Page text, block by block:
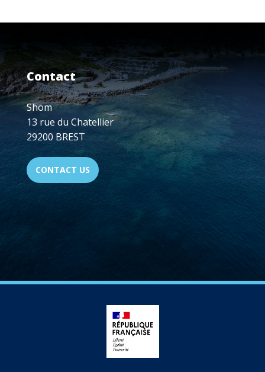
Contact
Shom
13 rue du Chatellier
29200 BREST
CONTACT US